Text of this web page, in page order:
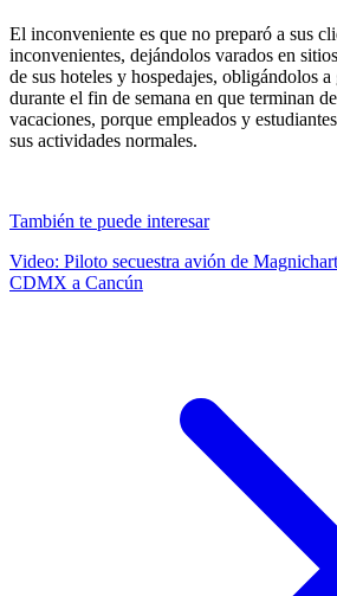
El inconveniente es que no preparó a sus
inconvenientes, dejándolos varados en
de sus hoteles y hospedajes, obligándolos
durante el fin de semana en que terminan
vacaciones, porque empleados y
sus actividades normales.
También te puede interesar
Video: Piloto secuestra avión de
CDMX a Cancún